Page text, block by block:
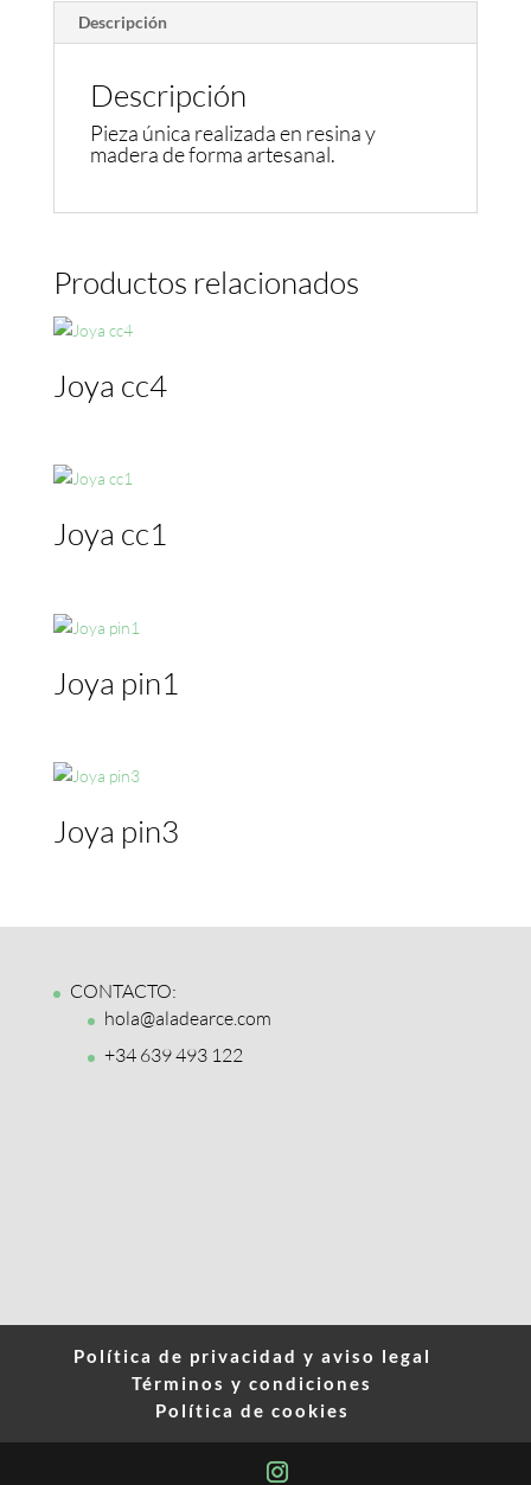
Descripción
Descripción
Pieza única realizada en resina y
madera de forma artesanal.
Productos relacionados
Joya cc4
Joya cc1
Joya pin1
Joya pin3
CONTACTO:
hola@aladearce.com
+34 639 493 122
Política de privacidad y aviso legal
Términos y condiciones
Política de cookies